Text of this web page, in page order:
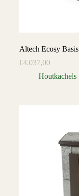
Altech Ecosy Basis
€4.037,00
Houtkachels